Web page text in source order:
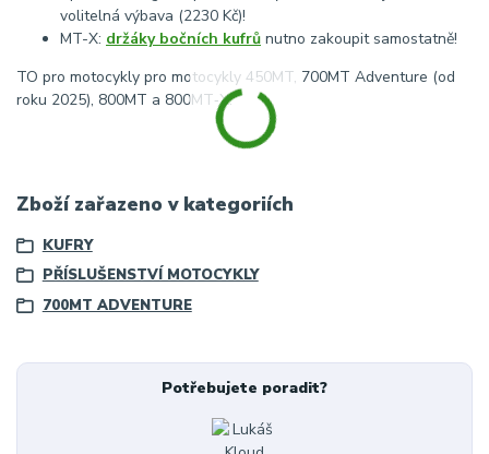
volitelná výbava (2230 Kč)!
MT-X: držáky bočních kufrů nutno zakoupit samostatně!
TO pro motocykly pro motocykly 450MT, 700MT Adventure (od
roku 2025), 800MT a 800MT‑X.
Zboží zařazeno v kategoriích
KUFRY
PŘÍSLUŠENSTVÍ MOTOCYKLY
700MT ADVENTURE
Potřebujete poradit?